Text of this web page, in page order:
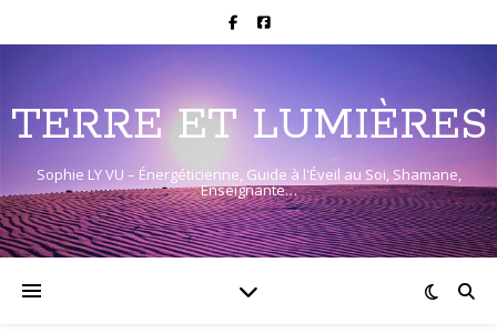
TERRE ET LUMIÈRES
Sophie LY VU – Énergéticienne, Guide à l'Éveil au Soi, Shamane,
Enseignante…